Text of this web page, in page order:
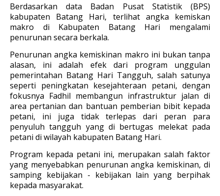
Berdasarkan data Badan Pusat Statistik (BPS)
kabupaten Batang Hari, terlihat angka kemiskan
makro di Kabupaten Batang Hari mengalami
penurunan secara berkala.
Penurunan angka kemiskinan makro ini bukan tanpa
alasan, ini adalah efek dari program unggulan
pemerintahan Batang Hari Tangguh, salah satunya
seperti peningkatan kesejahteraan petani, dengan
fokusnya Fadhil membangun infrastruktur jalan di
area pertanian dan bantuan pemberian bibit kepada
petani, ini juga tidak terlepas dari peran para
penyuluh tangguh yang di bertugas melekat pada
petani di wilayah kabupaten Batang Hari.
Program kepada petani ini, merupakan salah faktor
yang menyebabkan penurunan angka kemiskinan, di
samping kebijakan - kebijakan lain yang berpihak
kepada masyarakat.